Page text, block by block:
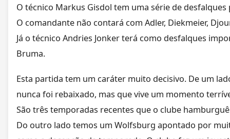
O técnico Markus Gisdol tem uma série de desfalques
O comandante não contará com Adler, Diekmeier,
Já o técnico Andries Jonker terá como desfalques
Bruma.
Esta partida tem um caráter muito decisivo. De um
nunca foi rebaixado, mas que vive um momento
São três temporadas recentes que o clube
Do outro lado temos um Wolfsburg apontado por